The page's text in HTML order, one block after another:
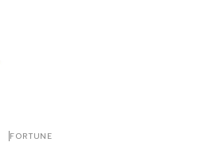
FORTUNE